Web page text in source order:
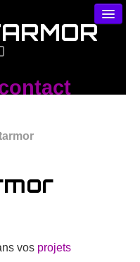
PRATIQUES
vos projets